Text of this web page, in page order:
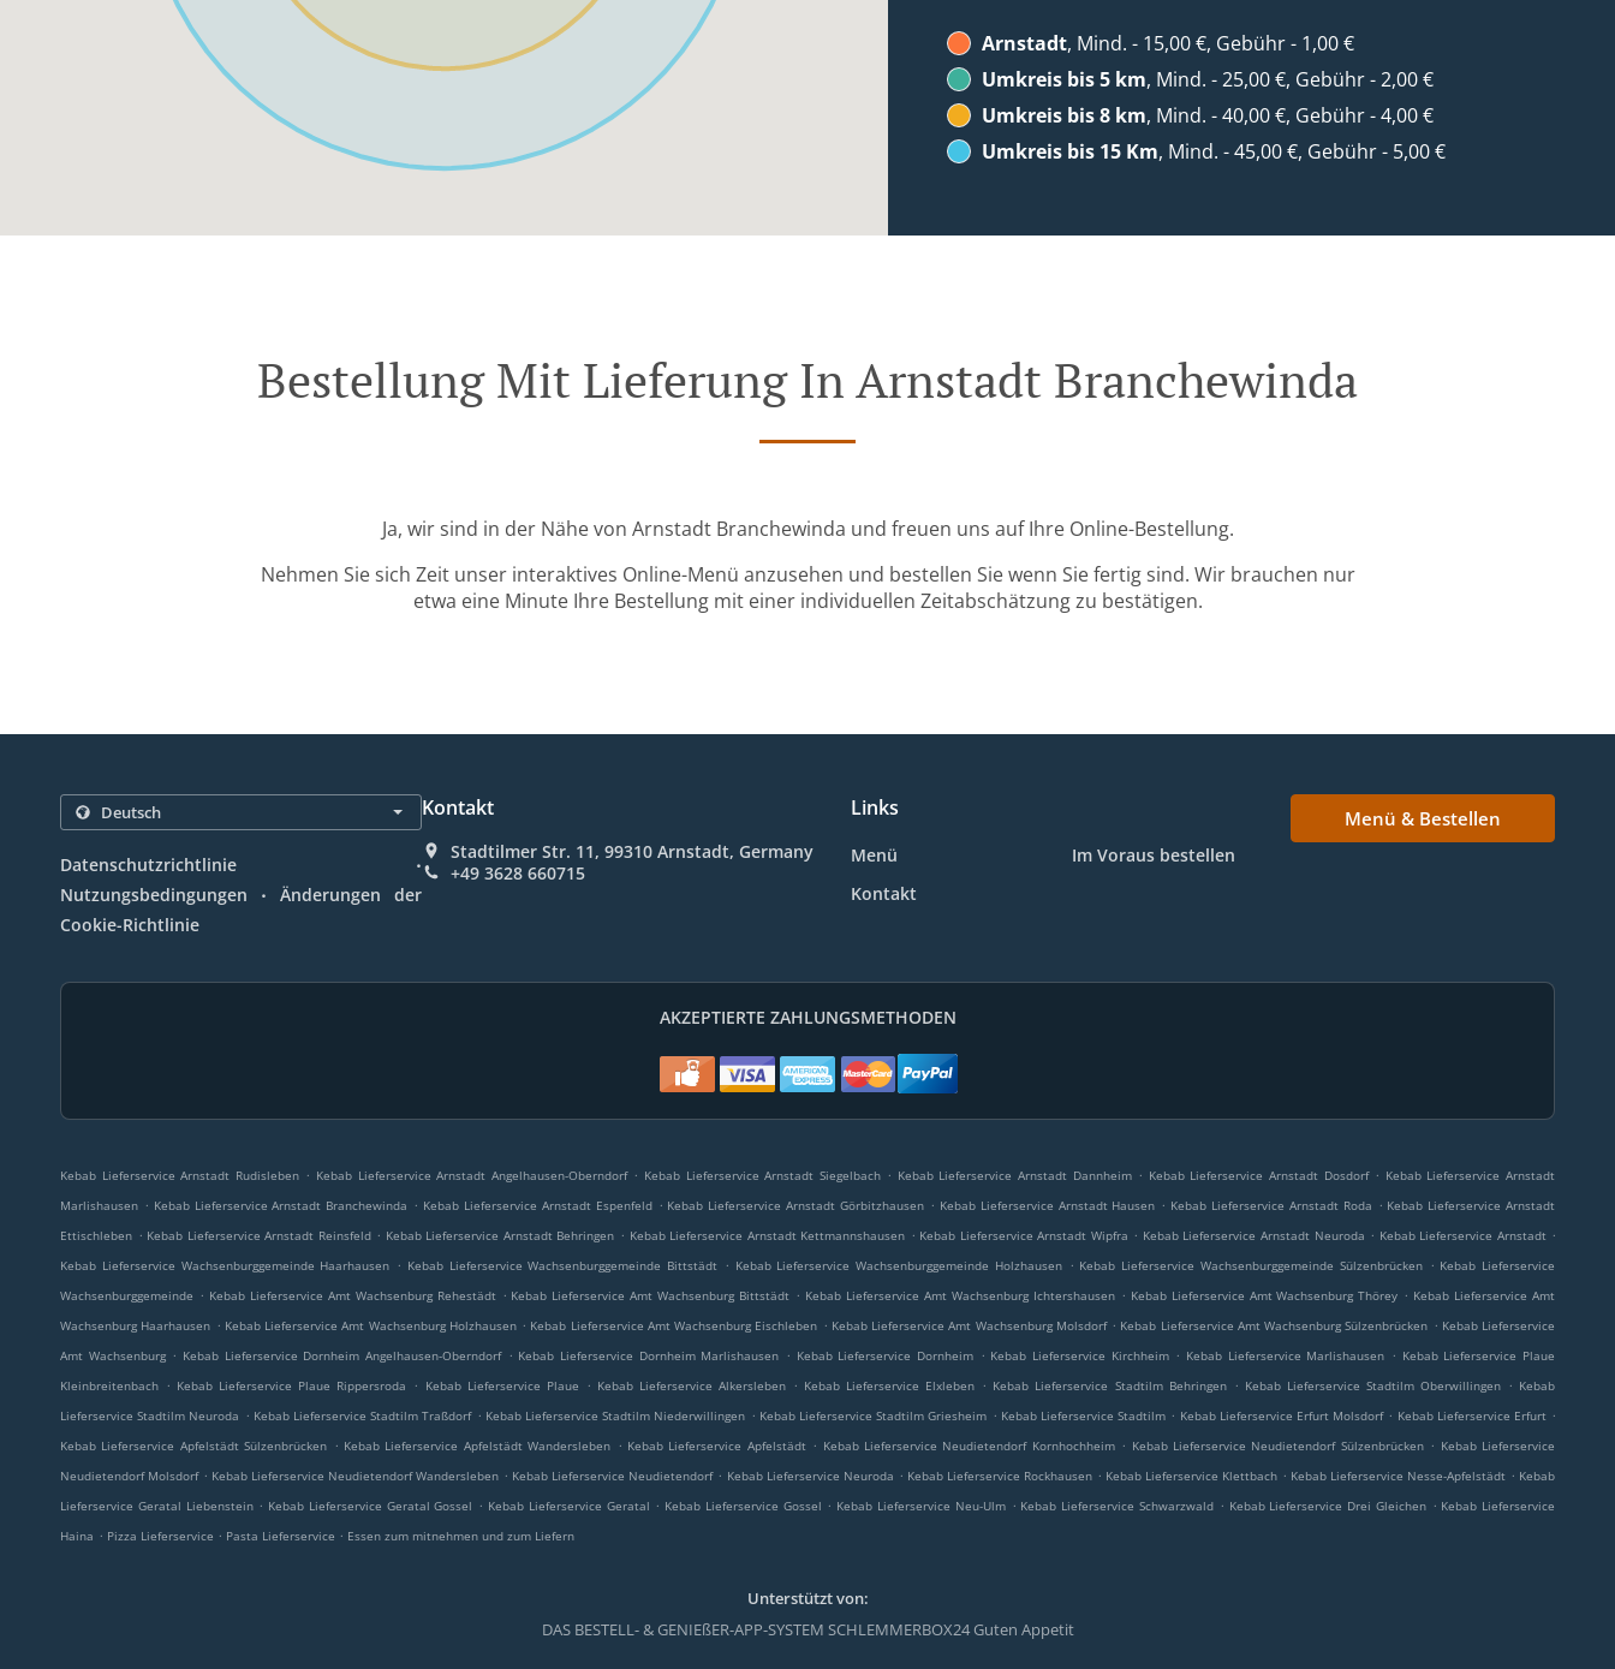
Arnstadt, Mind. - 15,00 €, Gebühr - 1,00 €
Umkreis bis 5 km, Mind. - 25,00 €, Gebühr - 2,00 €
Umkreis bis 8 km, Mind. - 40,00 €, Gebühr - 4,00 €
Umkreis bis 15 Km, Mind. - 45,00 €, Gebühr - 5,00 €
Bestellung Mit Lieferung In Arnstadt Branchewinda
Ja, wir sind in der Nähe von Arnstadt Branchewinda und freuen uns auf Ihre Online-Bestellung.
Nehmen Sie sich Zeit unser interaktives Online-Menü anzusehen und bestellen Sie wenn Sie fertig sind. Wir brauchen nur
etwa eine Minute Ihre Bestellung mit einer individuellen Zeitabschätzung zu bestätigen.
Datenschutzrichtlinie .
Nutzungsbedingungen .
Änderungen der
Cookie-Richtlinie
Kontakt
Stadtilmer Str. 11, 99310 Arnstadt, Germany
+49 3628 660715
Links
Menü
Im Voraus bestellen
Kontakt
Menü & Bestellen
AKZEPTIERTE ZAHLUNGSMETHODEN
Kebab Lieferservice Arnstadt Rudisleben . Kebab Lieferservice Arnstadt Angelhausen-Oberndorf . Kebab Lieferservice Arnstadt Siegelbach . Kebab Lieferservice Arnstadt Dannheim . Kebab Lieferservice Arnstadt Dosdorf . Kebab Lieferservice Arnstadt
Marlishausen . Kebab Lieferservice Arnstadt Branchewinda . Kebab Lieferservice Arnstadt Espenfeld . Kebab Lieferservice Arnstadt Görbitzhausen . Kebab Lieferservice Arnstadt Hausen . Kebab Lieferservice Arnstadt Roda . Kebab Lieferservice Arnstadt
Ettischleben . Kebab Lieferservice Arnstadt Reinsfeld . Kebab Lieferservice Arnstadt Behringen . Kebab Lieferservice Arnstadt Kettmannshausen . Kebab Lieferservice Arnstadt Wipfra . Kebab Lieferservice Arnstadt Neuroda . Kebab Lieferservice Arnstadt .
Kebab Lieferservice Wachsenburggemeinde Haarhausen . Kebab Lieferservice Wachsenburggemeinde Bittstädt . Kebab Lieferservice Wachsenburggemeinde Holzhausen . Kebab Lieferservice Wachsenburggemeinde Sülzenbrücken . Kebab Lieferservice
Wachsenburggemeinde . Kebab Lieferservice Amt Wachsenburg Rehestädt . Kebab Lieferservice Amt Wachsenburg Bittstädt . Kebab Lieferservice Amt Wachsenburg Ichtershausen . Kebab Lieferservice Amt Wachsenburg Thörey . Kebab Lieferservice Amt
Wachsenburg Haarhausen . Kebab Lieferservice Amt Wachsenburg Holzhausen . Kebab Lieferservice Amt Wachsenburg Eischleben . Kebab Lieferservice Amt Wachsenburg Molsdorf . Kebab Lieferservice Amt Wachsenburg Sülzenbrücken . Kebab Lieferservice
Amt Wachsenburg . Kebab Lieferservice Dornheim Angelhausen-Oberndorf . Kebab Lieferservice Dornheim Marlishausen . Kebab Lieferservice Dornheim . Kebab Lieferservice Kirchheim . Kebab Lieferservice Marlishausen . Kebab Lieferservice Plaue
Kleinbreitenbach . Kebab Lieferservice Plaue Rippersroda . Kebab Lieferservice Plaue . Kebab Lieferservice Alkersleben . Kebab Lieferservice Elxleben . Kebab Lieferservice Stadtilm Behringen . Kebab Lieferservice Stadtilm Oberwillingen . Kebab
Lieferservice Stadtilm Neuroda . Kebab Lieferservice Stadtilm Traßdorf . Kebab Lieferservice Stadtilm Niederwillingen . Kebab Lieferservice Stadtilm Griesheim . Kebab Lieferservice Stadtilm . Kebab Lieferservice Erfurt Molsdorf . Kebab Lieferservice Erfurt .
Kebab Lieferservice Apfelstädt Sülzenbrücken . Kebab Lieferservice Apfelstädt Wandersleben . Kebab Lieferservice Apfelstädt . Kebab Lieferservice Neudietendorf Kornhochheim . Kebab Lieferservice Neudietendorf Sülzenbrücken . Kebab Lieferservice
Neudietendorf Molsdorf . Kebab Lieferservice Neudietendorf Wandersleben . Kebab Lieferservice Neudietendorf . Kebab Lieferservice Neuroda . Kebab Lieferservice Rockhausen . Kebab Lieferservice Klettbach . Kebab Lieferservice Nesse-Apfelstädt . Kebab
Lieferservice Geratal Liebenstein . Kebab Lieferservice Geratal Gossel . Kebab Lieferservice Geratal . Kebab Lieferservice Gossel . Kebab Lieferservice Neu-Ulm . Kebab Lieferservice Schwarzwald . Kebab Lieferservice Drei Gleichen . Kebab Lieferservice
Haina . Pizza Lieferservice . Pasta Lieferservice . Essen zum mitnehmen und zum Liefern
Unterstützt von:
DAS BESTELL- & GENIEßER-APP-SYSTEM SCHLEMMERBOX24 Guten Appetit